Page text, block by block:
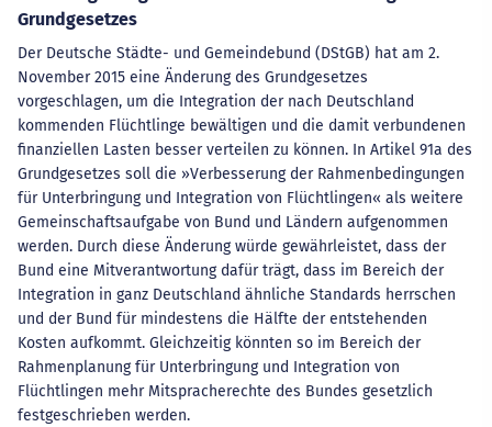
Grundgesetzes
Der Deutsche Städte- und Gemeindebund (DStGB) hat am 2.
November 2015 eine Änderung des Grundgesetzes
vorgeschlagen, um die Integration der nach Deutschland
kommenden Flüchtlinge bewältigen und die damit verbundenen
finanziellen Lasten besser verteilen zu können. In Artikel 91a des
Grundgesetzes soll die »Verbesserung der Rahmenbedingungen
für Unterbringung und Integration von Flüchtlingen« als weitere
Gemeinschaftsaufgabe von Bund und Ländern aufgenommen
werden. Durch diese Änderung würde gewährleistet, dass der
Bund eine Mitverantwortung dafür trägt, dass im Bereich der
Integration in ganz Deutschland ähnliche Standards herrschen
und der Bund für mindestens die Hälfte der entstehenden
Kosten aufkommt. Gleichzeitig könnten so im Bereich der
Rahmenplanung für Unterbringung und Integration von
Flüchtlingen mehr Mitspracherechte des Bundes gesetzlich
festgeschrieben werden.